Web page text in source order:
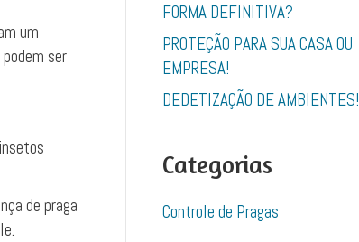
um
ser
de praga
FORMA DEFINITIVA?
PROTEÇÃO PARA SUA CASA OU
EMPRESA!
DEDETIZAÇÃO DE AMBIENTES!
Categorias
Controle de Pragas